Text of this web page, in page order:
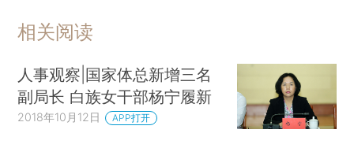
相关阅读
人事观察|国家体总新增三名
副局长 白族女干部杨宁履新
2018年10月12日 APP打开